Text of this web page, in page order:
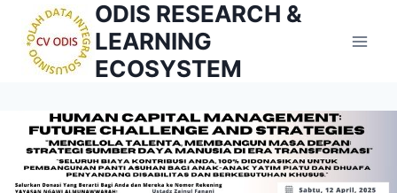
content
ODIS RESEARCH &
LEARNING
ECOSYSTEM